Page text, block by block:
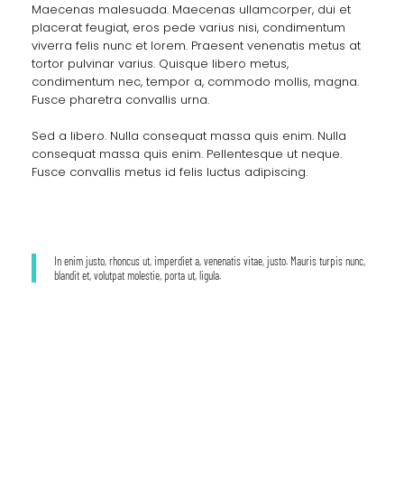
Maecenas malesuada. Maecenas ullamcorper, dui et
placerat feugiat, eros pede varius nisi, condimentum
viverra felis nunc et lorem. Praesent venenatis metus at
tortor pulvinar varius. Quisque libero metus,
condimentum nec, tempor a, commodo mollis, magna.
Fusce pharetra convallis urna.
Sed a libero. Nulla consequat massa quis enim. Nulla
consequat massa quis enim. Pellentesque ut neque.
Fusce convallis metus id felis luctus adipiscing.
In enim justo, rhoncus ut, imperdiet a, venenatis vitae, justo. Mauris turpis nunc,
blandit et, volutpat molestie, porta ut, ligula.